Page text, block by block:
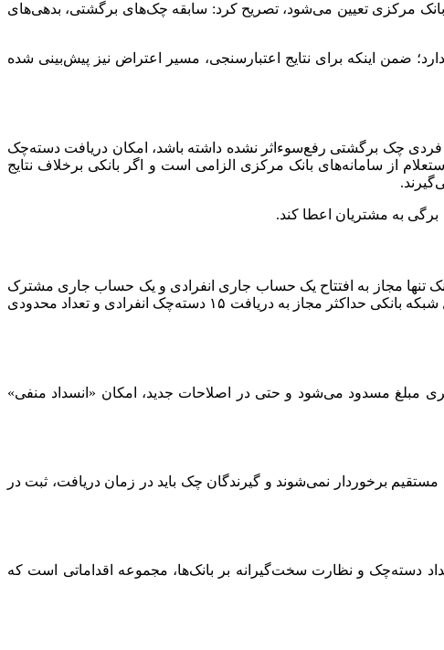
مرکزی تعیین می‌شود، تصریح کرد: سابقه چک‌های برگشتی، بدهی‌های
ضمن اینکه برای نتایج اعتبارسنجی، مسیر اعتراض نیز پیش‌بینی شده
چک برگشتی رفع‌سوءاثر نشده داشته باشد، امکان دریافت دسته‌چک
از سامانه‌های بانک مرکزی الزامی است و اگر بانکی برخلاف نتایج
تنها مجاز به افتتاح یک حساب جاری انفرادی و یک حساب جاری مشترک
است و در مجموع شبکه بانکی نیز حداکثر می‌تواند پنج دسته‌چک انفرادی و دو دسته‌چک مشترک داشته باشد اشخاص حقوقی نیز در کل شبکه بانکی حداکثر مجاز به دریافت ۱۵ دسته‌چک انفرادی و تعداد محدودی
کسری مبلغ مسدود می‌شود و حتی در اصلاحات جدید، امکان «انسداد منفی»
برخوردار نمی‌شوند و گیرندگان چک باید در زمان دریافت، ثبت در
دسته‌چک و نظارت سخت‌گیرانه بر بانک‌ها، مجموعه اقداماتی است که